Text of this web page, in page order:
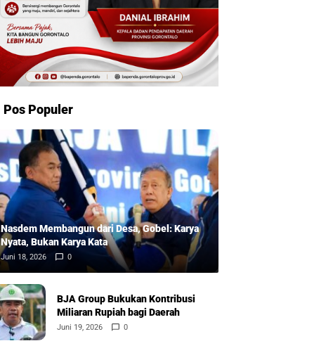
Pos Populer
Nasdem Membangun dari Desa, Gobel: Karya
Nyata, Bukan Karya Kata
Juni 18, 2026 0
BJA Group Bukukan Kontribusi
Miliaran Rupiah bagi Daerah
Juni 19, 2026 0